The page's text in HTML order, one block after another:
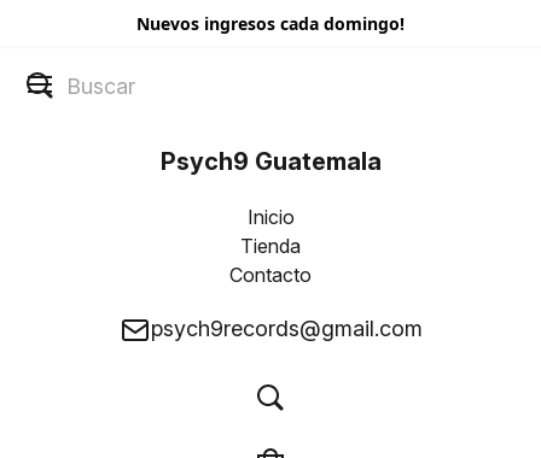
Nuevos ingresos cada domingo!
Psych9 Guatemala
Inicio
Tienda
Contacto
psych9records@gmail.com